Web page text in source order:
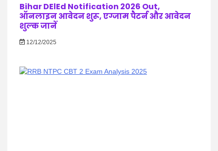
Bihar DElEd Notification 2026 Out,
ऑनलाइन आवेदन शुरू, एग्जाम पैटर्न और आवेदन
शुल्क जानें
12/12/2025